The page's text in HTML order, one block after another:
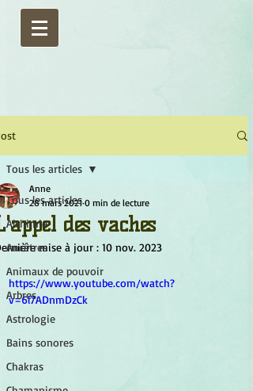
Tous les articles
Alchimie
Ancêtres
Animaux de pouvoir
Arbres
Astrologie
Bains sonores
Chakras
Tous les articles
des vaches
Anne
28 mars 2021 0 min de lecture
mise à jour : 10 nov. 2023
https://www.youtube.com/watch?
v=6l7ADnmDzCk